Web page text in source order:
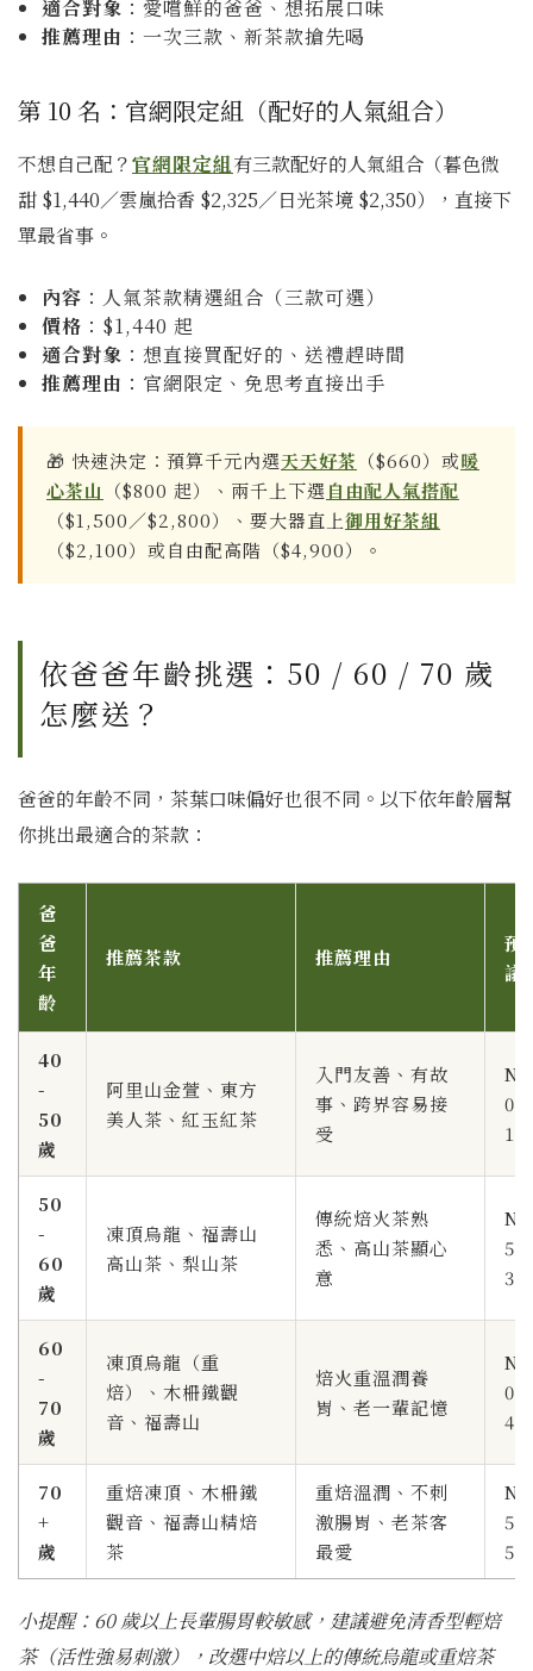
適合對象 ：愛嚐鮮的爸爸、想拓展口味
推薦理由 ：一次三款、新茶款搶先喝
第 10 名：官網限定組（配好的人氣組合）
不想自己配？官網限定組有三款配好的人氣組合（暮色微
甜 $1,440／雲嵐拾香 $2,325／日光茶境 $2,350），直接下
單最省事。
內容 ：人氣茶款精選組合（三款可選）
價格 ：$1,440 起
適合對象 ：想直接買配好的、送禮趕時間
推薦理由 ：官網限定、免思考直接出手
🎁 快速決定：預算千元內選天天好茶 （$660）或暖
心茶山
（$800 起）、兩千上下選 自由配人氣搭配
（$1,500／$2,800）、要大器直上御用好茶組
（$2,100）或自由配高階（$4,900）。
依爸爸年齡挑選：50 / 60 / 70 歲
怎麼送？
爸爸的年齡不同，茶葉口味偏好也很不同。以下依年齡層幫
你挑出最適合的茶款：
爸
爸
年
齡
推薦茶款 推薦理由
預
議
40
-
50
歲
阿里山金萱、東方
美人茶、紅玉紅茶
入門友善、有故
事、跨界容易接
受
0-
50
-
60
歲
凍頂烏龍、福壽山
高山茶、梨山茶
傳統焙火茶熟
悉、高山茶顯心
意
60
-
70
歲
凍頂烏龍（重
焙）、木柵鐵觀
音、福壽山
焙火重溫潤養
胃、老一輩記憶
70
+
歲
重焙凍頂、木柵鐵
觀音、福壽山精焙
茶
重焙溫潤、不刺
激腸胃、老茶客
最愛
小提醒：60 歲以上長輩腸胃較敏感，建議避免清香型輕焙
茶（活性強易刺激），改選中焙以上的傳統烏龍或重焙茶